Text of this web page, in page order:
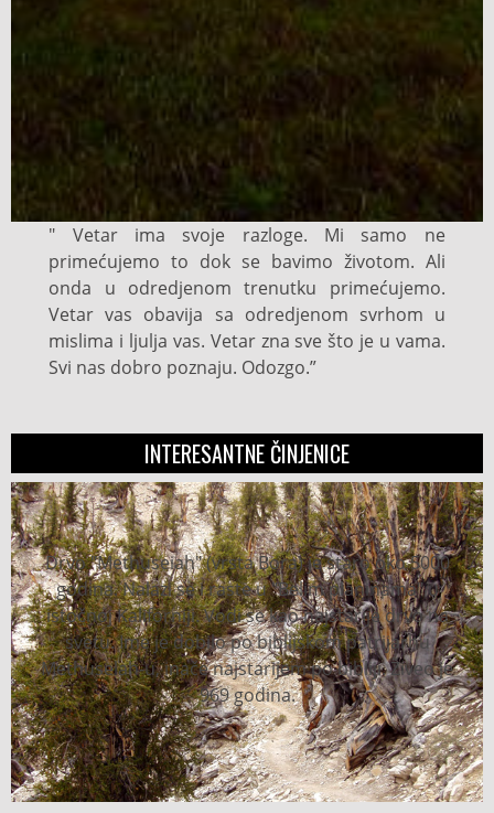
" Vetar ima svoje razloge. Mi samo ne
primećujemo to dok se bavimo životom. Ali
onda u odredjenom trenutku primećujemo.
Vetar vas obavija sa odredjenom svrhom u
mislima i ljulja vas. Vetar zna sve što je u vama.
Svi nas dobro poznaju. Odozgo.”
INTERESANTNE ČINJENICE
Drvo "Methuseiah" (vrsta Bora) je staro oko 5000
godina. Nalazi se i raste u "Belim planinama" u
istočnoj Kaliforniji. Vodi se kao najstarije drvo na
svetu. Ime je dobilo po biblijskom patrijarhu
Methuselah-u, inače najstarijem po bibliji. Živeo je
969 godina.